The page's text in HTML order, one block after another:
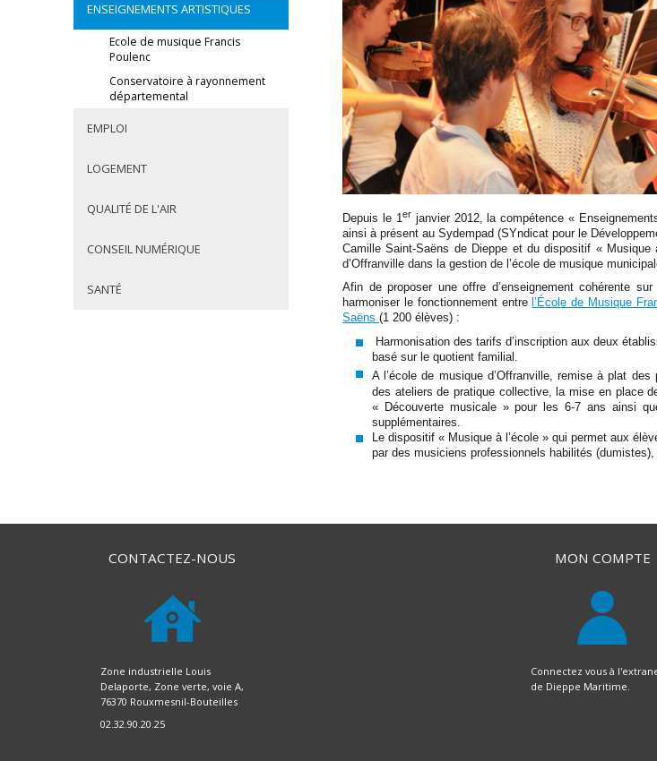
ENSEIGNEMENTS ARTISTIQUES
Ecole de musique Francis
Poulenc
Conservatoire à rayonnement
départemental
EMPLOI
LOGEMENT
QUALITÉ DE L'AIR
CONSEIL NUMÉRIQUE
SANTÉ
Depuis le 1 er janvier 2012, la compétence «
ainsi à présent au Sydempad (SYndicat pour le
Camille Saint-Saëns de Dieppe et du dispositif «
d’Offranville dans la gestion de l’école de musique
Afin de proposer une offre d’enseignement cohérente
harmoniser le fonctionnement entre l’École de Musique
Saëns (1 200 élèves) :
Harmonisation des tarifs d’inscription aux deux
basé sur le quotient familial.
A l’école de musique d’Offranville, remise à plat
des ateliers de pratique collective, la mise en place
« Découverte musicale » pour les 6-7 ans ainsi
supplémentaires.
Le dispositif « Musique à l’école » qui permet aux
par des musiciens professionnels habilités
CONTACTEZ-NOUS
Zone industrielle Louis
Delaporte, Zone verte, voie A,
76370 Rouxmesnil-Bouteilles
02.32.90.20.25
MON COMPTE
Connectez vous à
de Dieppe Maritime.